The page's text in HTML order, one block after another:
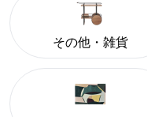
その他・雑貨